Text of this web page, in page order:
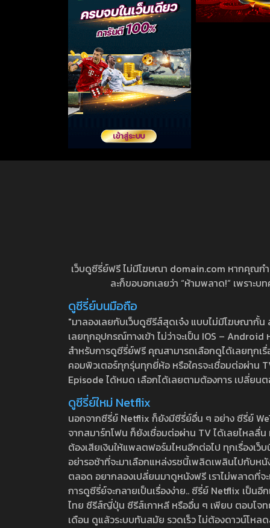
เว็บดูซีรี่ย์ฟรี ไม่มีโฆษณา domain.com หากคุณก
ละก็ขอบอกเลยว่า “ห้ามพลาด!” เพราะ
ดูซีรี่ย์บนมือถือ
"มาลองเลยกับเว็บดูซีรีส์สุดเจ๋ง แบบไม่มีโฆษณากั้
เลยทุกอุปกรณ์ทางเข้า ไม่ว่าจะเป็น IOS –
สำหรับการดูซีรี่ย์ฟรี คุณสามารถเลือกดูได้เลยทุกเ
คอมพิวเตอร์ทุกรุ่นทุกยี่ห้อ หรือใครจะเชื่อมต่อผ่าน
Episode ได้หมด เลือกได้เลยตามต้องการ เปลี่ยน
ดูซีรี่ย์ใหม่ Netflix
นอกจากซีรี่ย์ Netflix ก็ยังมีซีรี่ย์อื่น ๆ อย่าง ซีรี่ย์
จากสมาร์ทโฟน ก็ยังเชื่อมต่อผ่าน TV ได้เลยไหลลื่
ต้องเสียเงินให้แพลตฟอร์มไหนอีกต่อไป ทุกเรื่องเว็
อย่ารอช้าที่จะมาเลือกแหล่งรชนี้เพลิดเพลินไปกับห
ตลอด อยากลองเปลี่ยนมาดูหนังฟรี เราไม่พลาดที่
การดูซีรี่ย์จะกลายเป็นเรื่องง่าย.. ซีรี่ย์ Netflix เป็น
ไทย ซีรีส์ญี่ปุ่น ซีรีส์เกาหลี หรืออื่น ๆ เพียบ ตอบโจท
เดือน ดูแล้วระบบทันสมัย รวดเร็ว ไม่ต้องดาวน์โห